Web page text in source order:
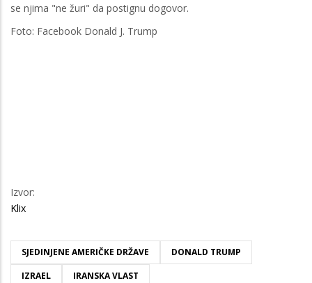
se njima "ne žuri" da postignu dogovor.
Foto: Facebook Donald J. Trump
Izvor:
Klix
SJEDINJENE AMERIČKE DRŽAVE
DONALD TRUMP
IZRAEL
IRANSKA VLAST